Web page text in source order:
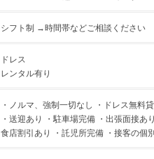
シフト制 →時間帯などご相談ください
ドレス
レンタル有り
・ノルマ、強制一切なし ・ドレス無料
・送迎あり ・駐車場完備 ・出張面接あ
食店割引あり ・託児所完備 ・接客の個